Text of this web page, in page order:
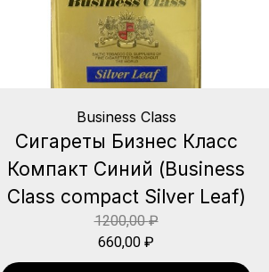
Business Class
Сигареты Бизнес Класс
Компакт Синий (Business
Class compact Silver Leaf)
1200,00₽
660,00 ₽